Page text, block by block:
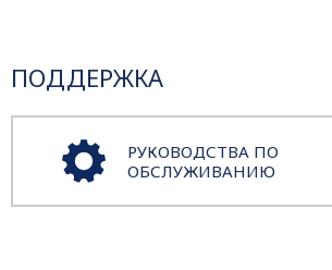
ПОДДЕРЖКА
РУКОВОДСТВА ПО
ОБСЛУЖИВАНИЮ